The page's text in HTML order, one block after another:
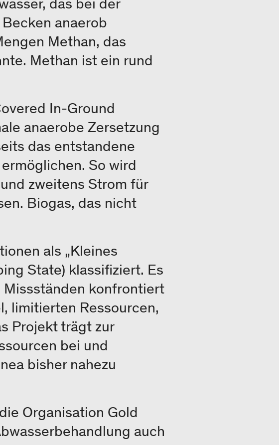
das bei der
anaerob
Methan, das
Methan ist ein rund
In-Ground
anaerobe Zersetzung
das entstandene
So wird
zweitens Strom für
Biogas, das nicht
als „Kleines
State) klassifiziert. Es
konfrontiert
limitierten Ressourcen,
Projekt trägt zur
bei und
bisher nahezu
Organisation Gold
auch